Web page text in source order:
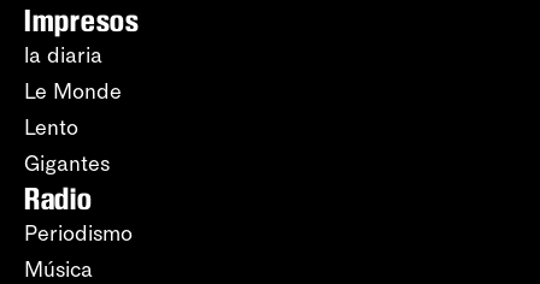
Impresos
la diaria
Le Monde
Lento
Gigantes
Radio
Periodismo
Música